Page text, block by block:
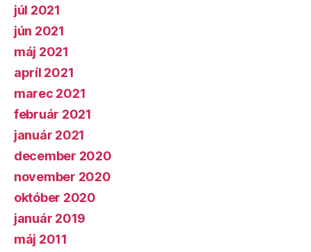
júl 2021
jún 2021
máj 2021
apríl 2021
marec 2021
február 2021
január 2021
december 2020
november 2020
október 2020
január 2019
máj 2011